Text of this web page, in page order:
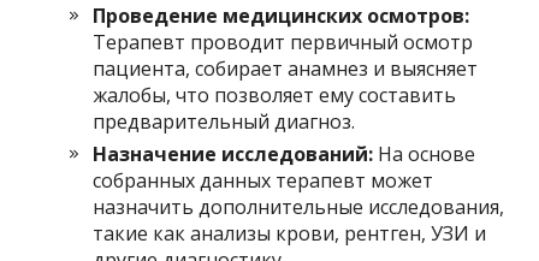
Проведение медицинских осмотров:
Терапевт проводит первичный осмотр
пациента, собирает анамнез и выясняет
жалобы, что позволяет ему составить
предварительный диагноз.
Назначение исследований: На основе
собранных данных терапевт может
назначить дополнительные исследования,
такие как анализы крови, рентген, УЗИ и